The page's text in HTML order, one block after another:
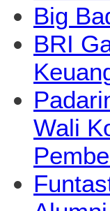
Big
BRI
Wali